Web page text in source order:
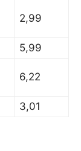
2,99
5,99
6,22
3,01